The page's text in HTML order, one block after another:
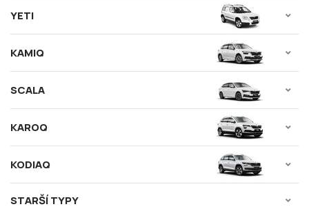
YETI
KAMIQ
SCALA
KAROQ
KODIAQ
STARŠÍ TYPY